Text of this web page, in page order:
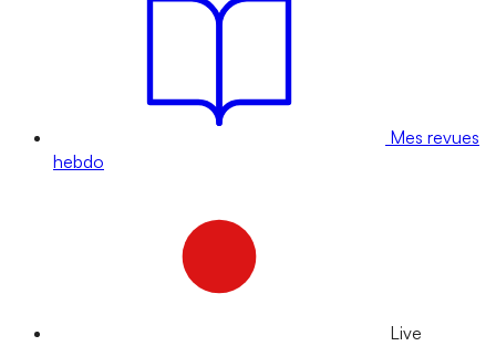
Mes revues
hebdo
Live